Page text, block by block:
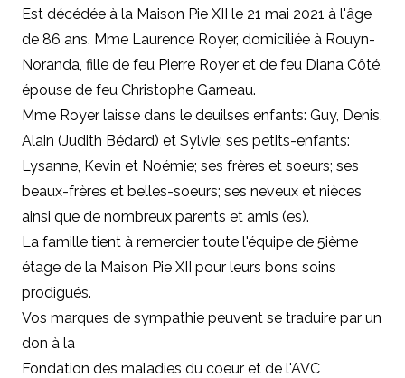
Est décédée à la Maison Pie XII le 21 mai 2021 à l'âge
de 86 ans, Mme Laurence Royer, domiciliée à Rouyn-
Noranda, fille de feu Pierre Royer et de feu Diana Côté,
épouse de feu Christophe Garneau.
Mme Royer laisse dans le deuilses enfants: Guy, Denis,
Alain (Judith Bédard) et Sylvie; ses petits-enfants:
Lysanne, Kevin et Noémie; ses frères et soeurs; ses
beaux-frères et belles-soeurs; ses neveux et nièces
ainsi que de nombreux parents et amis (es).
La famille tient à remercier toute l'équipe de 5ième
étage de la Maison Pie XII pour leurs bons soins
prodigués.
Vos marques de sympathie peuvent se traduire par un
don à la
Fondation des maladies du coeur et de l'AVC